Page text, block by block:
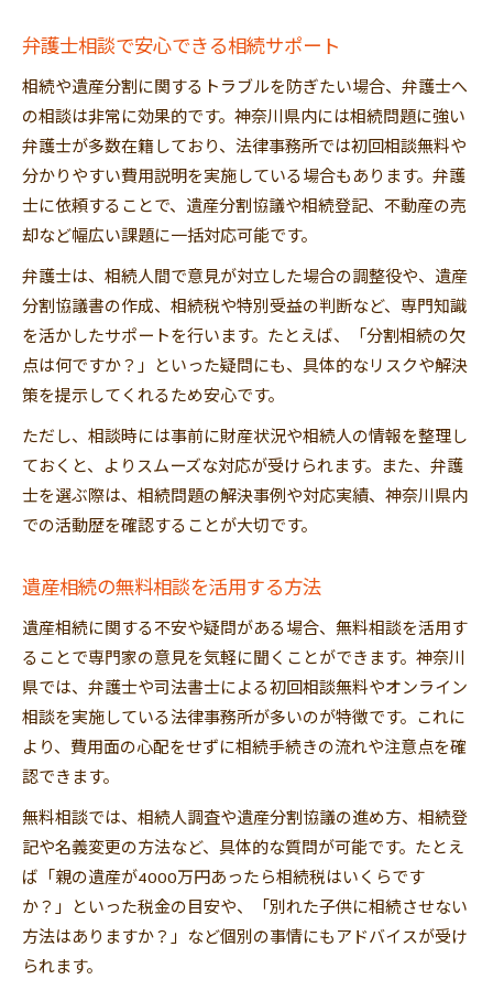
弁護士相談で安心できる相続サポート
相続や遺産分割に関するトラブルを防ぎたい場合、弁護士へ
の相談は非常に効果的です。神奈川県内には相続問題に強い
弁護士が多数在籍しており、法律事務所では初回相談無料や
分かりやすい費用説明を実施している場合もあります。弁護
士に依頼することで、遺産分割協議や相続登記、不動産の売
却など幅広い課題に一括対応可能です。
弁護士は、相続人間で意見が対立した場合の調整役や、遺産
分割協議書の作成、相続税や特別受益の判断など、専門知識
を活かしたサポートを行います。たとえば、「分割相続の欠
点は何ですか？」といった疑問にも、具体的なリスクや解決
策を提示してくれるため安心です。
ただし、相談時には事前に財産状況や相続人の情報を整理し
ておくと、よりスムーズな対応が受けられます。また、弁護
士を選ぶ際は、相続問題の解決事例や対応実績、神奈川県内
での活動歴を確認することが大切です。
遺産相続の無料相談を活用する方法
遺産相続に関する不安や疑問がある場合、無料相談を活用す
ることで専門家の意見を気軽に聞くことができます。神奈川
県では、弁護士や司法書士による初回相談無料やオンライン
相談を実施している法律事務所が多いのが特徴です。これに
より、費用面の心配をせずに相続手続きの流れや注意点を確
認できます。
無料相談では、相続人調査や遺産分割協議の進め方、相続登
記や名義変更の方法など、具体的な質問が可能です。たとえ
ば「親の遺産が4000万円あったら相続税はいくらです
か？」といった税金の目安や、「別れた子供に相続させない
方法はありますか？」など個別の事情にもアドバイスが受け
られます。